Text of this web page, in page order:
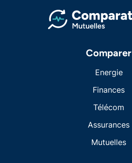
Comparer
Energie
Finances
Télécom
Assurances
Mutuelles